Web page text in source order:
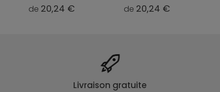
de 20,24 € de 20,24 €
Livraison gratuite